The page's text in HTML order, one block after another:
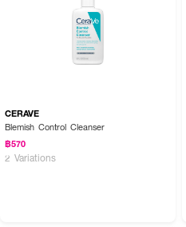
CERAVE
Blemish Control Cleanser
฿570
2 Variations